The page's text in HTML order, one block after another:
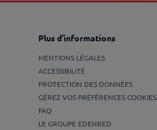
Plus d’informations
MENTIONS LÉGALES
ACCESSIBILITÉ
PROTECTION DES DONNÉES
GÉREZ VOS PRÉFÉRENCES COOKIES
FAQ
LE GROUPE EDENRED